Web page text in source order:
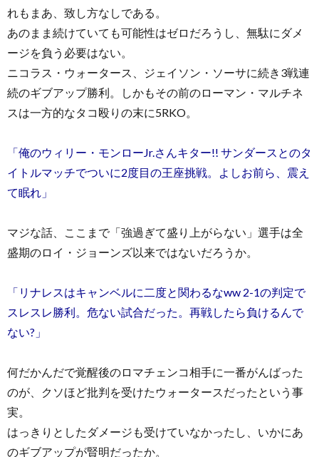
れもまあ、致し方なしである。
あのまま続けていても可能性はゼロだろうし、無駄にダメ
ージを負う必要はない。
ニコラス・ウォータース、ジェイソン・ソーサに続き3戦連
続のギブアップ勝利。しかもその前のローマン・マルチネ
スは一方的なタコ殴りの末に5RKO。
「俺のウィリー・モンローJr.さんキター!! サンダースとのタ
イトルマッチでついに2度目の王座挑戦。よしお前ら、震え
て眠れ」
マジな話、ここまで「強過ぎて盛り上がらない」選手は全
盛期のロイ・ジョーンズ以来ではないだろうか。
「リナレスはキャンベルに二度と関わるなww 2-1の判定で
スレスレ勝利。危ない試合だった。再戦したら負けるんで
ない?」
何だかんだで覚醒後のロマチェンコ相手に一番がんばった
のが、クソほど批判を受けたウォータースだったという事
実。
はっきりとしたダメージも受けていなかったし、いかにあ
のギブアップが賢明だったか。